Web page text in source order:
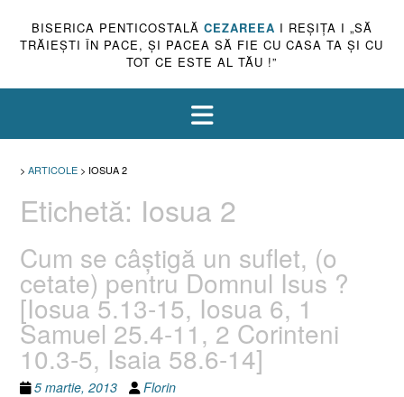
BISERICA PENTICOSTALĂ CEZAREEA I REŞIŢA I „SĂ
TRĂIEŞTI ÎN PACE, ŞI PACEA SĂ FIE CU CASA TA ŞI CU
TOT CE ESTE AL TĂU !”
> ARTICOLE > IOSUA 2
Etichetă: Iosua 2
Cum se câştigă un suflet, (o
cetate) pentru Domnul Isus ?
[Iosua 5.13-15, Iosua 6, 1
Samuel 25.4-11, 2 Corinteni
10.3-5, Isaia 58.6-14]
5 martie, 2013 Florin